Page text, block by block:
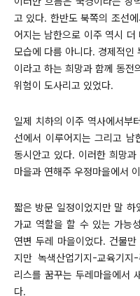
고 있다. 한반도 북쪽의 조선
어지는 남한으로 이주 역시
모습에 다름 아니다. 경제적인
이라고 하는 희망과 함께 동전
위험이 도사리고 있었다.
일제 치하의 이주 역사에서부
선에서 이루어지는 그리고 남
동시안고 있다. 이러한 희망
마을과 연해주 우정마을에서
짧은 방문 일정이었지만 말 하
가교 역할을 할 수 있는 가능
연변 두레 마을이었다. 건물
지만 녹색산업기지-교육기지
리스를 꿈꾸는 두레마을에서
다.